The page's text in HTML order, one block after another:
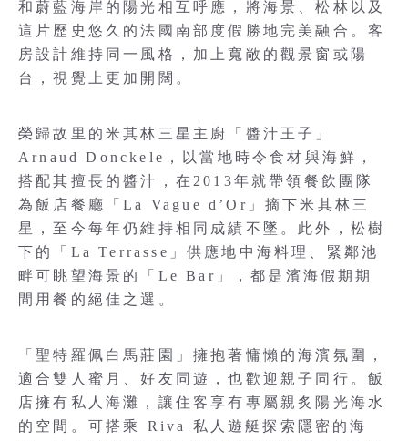
和蔚藍海岸的陽光相互呼應，將海景、松林以及
這片歷史悠久的法國南部度假勝地完美融合。客
房設計維持同一風格，加上寬敞的觀景窗或陽
台，視覺上更加開闊。
榮歸故里的米其林三星主廚「醬汁王子」
Arnaud Donckele，以當地時令食材與海鮮，
搭配其擅長的醬汁，在2013年就帶領餐飲團隊
為飯店餐廳「La Vague d’Or」摘下米其林三
星，至今每年仍維持相同成績不墜。此外，松樹
下的「La Terrasse」供應地中海料理、緊鄰池
畔可眺望海景的「Le Bar」，都是濱海假期期
間用餐的絕佳之選。
「聖特羅佩白馬莊園」擁抱著慵懶的海濱氛圍，
適合雙人蜜月、好友同遊，也歡迎親子同行。飯
店擁有私人海灘，讓住客享有專屬親炙陽光海水
的空間。可搭乘 Riva 私人遊艇探索隱密的海